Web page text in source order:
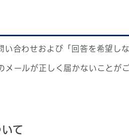
い合わせおよび「回答を希望し
メールが正しく届かないことが
て